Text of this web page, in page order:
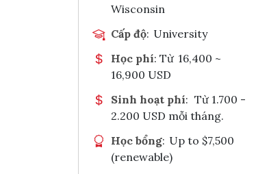
Wisconsin
Cấp độ: University
Học phí: Từ 16,400 ~
16,900 USD
Sinh hoạt phí: Từ 1.700 -
2.200 USD mỗi tháng.
Học bổng: Up to $7,500
(renewable)